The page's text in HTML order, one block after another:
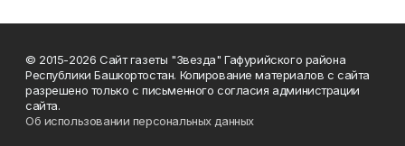
© 2015-2026 Сайт газеты "Звезда" Гафурийского района
Республики Башкортостан. Копирование материалов с сайта
разрешено только с письменного согласия администрации
сайта.
Об использовании персональных данных